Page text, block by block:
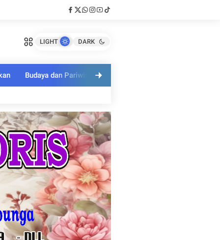
LIGHT DARK
Budaya dan Pariwisata